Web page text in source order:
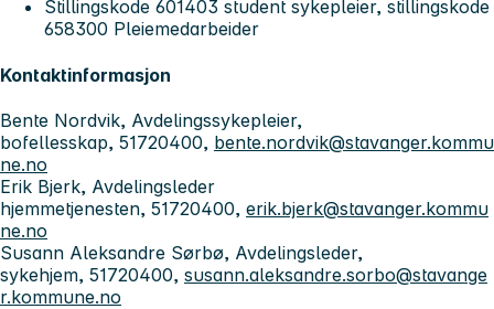
Stillingskode 601403 student sykepleier, stillingskode
658300 Pleiemedarbeider
Kontaktinformasjon
Bente Nordvik, Avdelingssykepleier,
bofellesskap, 51720400, bente.nordvik@stavanger.kommu
ne.no
Erik Bjerk, Avdelingsleder
hjemmetjenesten, 51720400, erik.bjerk@stavanger.kommu
ne.no
Susann Aleksandre Sørbø, Avdelingsleder,
sykehjem, 51720400, susann.aleksandre.sorbo@stavange
r.kommune.no